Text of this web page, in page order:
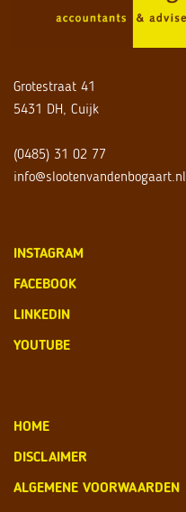
Grotestraat 41
5431 DH, Cuijk
(0485) 31 02 77
info@slootenvandenbogaart.nl
INSTAGRAM
FACEBOOK
LINKEDIN
YOUTUBE
HOME
DISCLAIMER
ALGEMENE VOORWAARDEN